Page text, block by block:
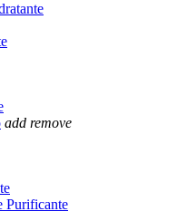
add remove
Purificante